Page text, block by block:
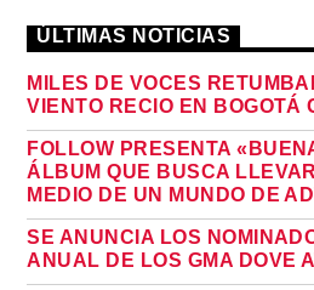
ÚLTIMAS NOTICIAS
MILES DE VOCES
VIENTO RECIO EN BOGOTÁ
FOLLOW PRESENTA
ÁLBUM QUE BUSCA
MEDIO DE UN MUNDO DE
SE ANUNCIA LOS
ANUAL DE LOS GMA DOVE